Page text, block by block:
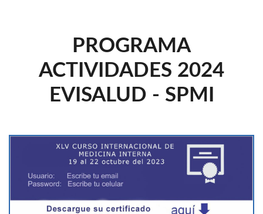
PROGRAMA
ACTIVIDADES 2024
EVISALUD - SPMI